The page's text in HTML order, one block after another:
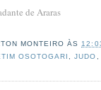
de Araras
MONTEIRO ÀS
OSOTOGARI ,JUDO